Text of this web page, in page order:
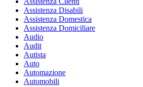
Assistenza Disabili
Assistenza Domestica
Assistenza Domiciliare
Audio
Audit
Autista
Auto
Automazione
Automobili